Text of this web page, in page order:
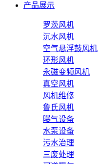
产品展示
罗茨风机
沉水风机
空气悬浮鼓风机
环形风机
永磁变频风机
真空风机
风机维修
鲁氏风机
曝气设备
水泵设备
污水治理
三废处理